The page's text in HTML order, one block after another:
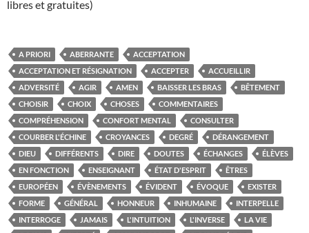
libres et gratuites)
A PRIORI ABERRANTE
ACCEPTATION
ACCEPTATION ET RÉSIGNATION
ACCEPTER
ACCUEILLIR
ADVERSITÉ
AGIR AMEN BAISSER LES BRAS
BÊTEMENT
CHOISIR
CHOIX CHOSES
COMMENTAIRES
COMPRÉHENSION
CONFORT MENTAL
CONSULTER
COURBER L'ÉCHINE
CROYANCES DEGRÉ
DÉRANGEMENT
DIEU
DIFFÉRENTS DIRE DOUTES ÉCHANGES
ÉLÈVES
EN FONCTION
ENSEIGNANT ÉTAT D'ESPRIT
ÊTRES
EUROPÉEN
ÉVÈNEMENTS ÉVIDENT ÉVOQUE
EXISTER
FORME
GÉNÉRAL HONNEUR INHUMAINE
INTERPELLE
INTERROGE
JAMAIS L'INTUITION L'INVERSE
LA VIE